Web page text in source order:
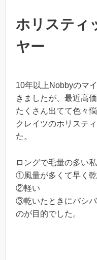
ホリスティ
ヤー
10年以上Nobbyのマ
きましたが、最近高
たくさん出てて色々
クレイツのホリステ
た。
ロングで毛量の多い私
①風量が多くて早く乾
②軽い
③乾いたときにバシ
のが目的でした。